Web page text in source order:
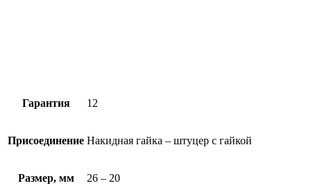
Гарантия 12
Присоединение Накидная гайка – штуцер с гайкой
Размер, мм 26 – 20